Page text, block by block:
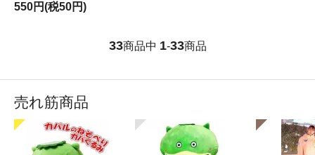
550円(税50円)
33商品中 1-33商品
売れ筋商品